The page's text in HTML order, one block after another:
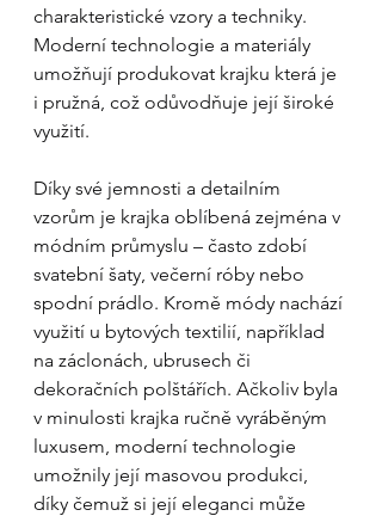
charakteristické vzory a techniky.
Moderní technologie a materiály
umožňují produkovat krajku která je
i pružná, což odůvodňuje její široké
využití.
Díky své jemnosti a detailním
vzorům je krajka oblíbená zejména v
módním průmyslu – často zdobí
svatební šaty, večerní róby nebo
spodní prádlo. Kromě módy nachází
využití u bytových textilií, například
na záclonách, ubrusech či
dekoračních polštářích. Ačkoliv byla
v minulosti krajka ručně vyráběným
luxusem, moderní technologie
umožnily její masovou produkci,
díky čemuž si její eleganci může